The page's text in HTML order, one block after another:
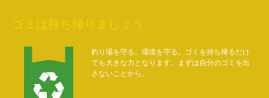
ゴミは持ち帰りましょう
釣り場を守る。環境を守る。ゴミを持ち帰るだけ
でも大きな力となります。まずは自分のゴミを出
さないことから。